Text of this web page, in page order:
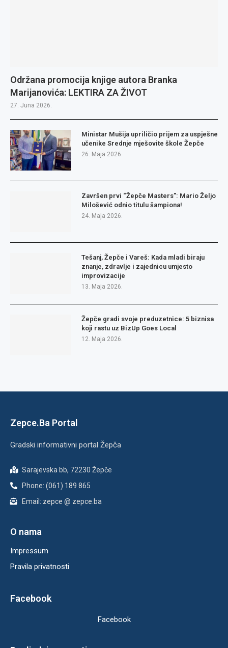
Održana promocija knjige autora Branka
Marijanovića: LEKTIRA ZA ŽIVOT
27. Juna 2026.
Ministar Mušija upriličio prijem za uspješne
učenike Srednje mješovite škole Žepče
26. Maja 2026.
Završen prvi “Žepče Masters”: Mario Željo
Milošević odnio titulu šampiona!
24. Maja 2026.
Tešanj, Žepče i Vareš: Kada mladi biraju
znanje, zdravlje i zajednicu umjesto
improvizacije
13. Maja 2026.
Žepče gradi svoje preduzetnice: 5 biznisa
koji rastu uz BizUp Goes Local
12. Maja 2026.
Zepce.Ba Portal
Gradski informativni portal Žepča
Sarajevska bb, 72230 Žepče
Phone: (061) 189 865
Email: zepce @ zepce.ba
O nama
Impressum
Pravila privatnosti
Facebook
Facebook